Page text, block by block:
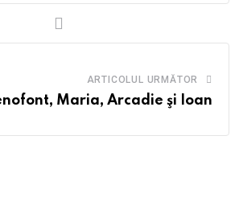
ARTICOLUL URMĂTOR
Maria, Arcadie şi Ioan